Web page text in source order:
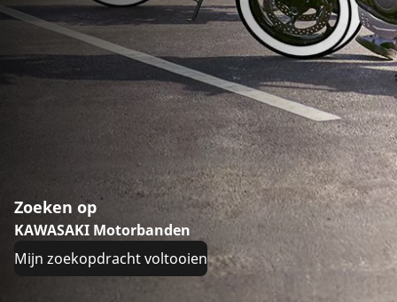
Zoeken op
KAWASAKI Motorbanden
Mijn zoekopdracht voltooien